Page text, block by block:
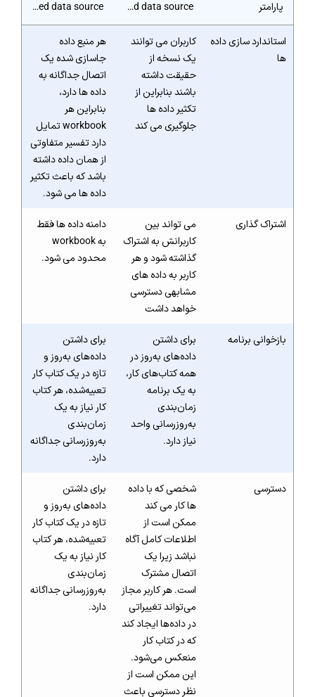
پارامتر Published data source
Embedded data source
استاندارد سازی داده
ها
کاربران می توانند
یک نسخه از
حقیقت داشته
باشند بنابراین از
تکثیر داده ها
جلوگیری می کند
هر منبع داده
جاسازی شده یک
اتصال جداگانه به
داده ها دارد،
بنابراین هر
workbook تمایل
دارد تفسیر متفاوتی
از همان داده داشته
باشد که باعث تکثیر
داده ها می شود.
اشتراک گذاری
می تواند بین
کاربرانش به اشتراک
گذاشته شود و هر
کاربر به داده های
مشابهی دسترسی
خواهد داشت
دامنه داده ها فقط
به workbook
محدود می شود.
بازخوانی برنامه
برای داشتن
داده‌های به‌روز در
همه کتاب‌های کار،
به یک برنامه
زمان‌بندی
به‌روزرسانی واحد
نیاز دارد.
برای داشتن
داده‌های به‌روز و
تازه در یک کتاب کار
تعبیه‌شده، هر کتاب
کار نیاز به یک
زمان‌بندی
به‌روزرسانی جداگانه
دارد.
دسترسی
شخصی که با داده
ها کار می کند
ممکن است از
اطلاعات کامل آگاه
نباشد زیرا یک
اتصال مشترک
است. هر کاربر مجاز
می‌تواند تغییراتی
در داده‌ها ایجاد کند
که در کتاب کار
منعکس می‌شود.
این ممکن است از
نظر دسترسی باعث
برای داشتن
داده‌های به‌روز و
تازه در یک کتاب کار
تعبیه‌شده، هر کتاب
کار نیاز به یک
زمان‌بندی
به‌روزرسانی جداگانه
دارد.